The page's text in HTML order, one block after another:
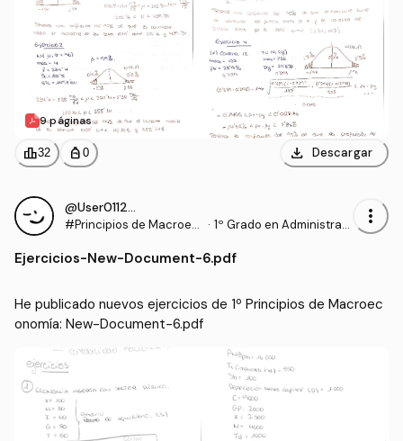
9 páginas
leaderboard32 personal_bag 0 download Descargar
@User011294
#Principios de Macroec
· 1º Grado en Administraci
sas (UDC)
more_vert
Ejercicios-New-Document-6.pdf
He publicado nuevos ejercicios de 1º Principios de Macroec
onomía: New-Document-6.pdf